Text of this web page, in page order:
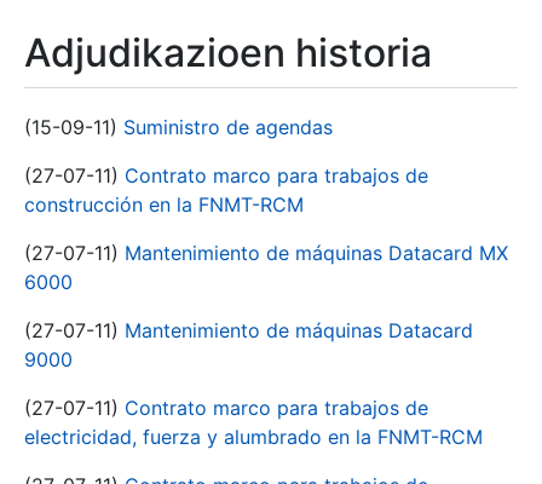
Adjudikazioen historia
(15-09-11) Suministro de agendas
(27-07-11) Contrato marco para trabajos de
construcción en la FNMT-RCM
(27-07-11) Mantenimiento de máquinas Datacard MX
6000
(27-07-11) Mantenimiento de máquinas Datacard
9000
(27-07-11) Contrato marco para trabajos de
electricidad, fuerza y alumbrado en la FNMT-RCM